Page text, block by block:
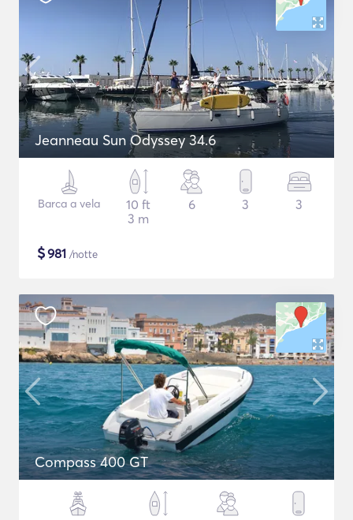
Jeanneau Sun Odyssey 34.6
Barca a vela
10 ft
3 m
6 3 3
$981 /notte
Compass 400 GT